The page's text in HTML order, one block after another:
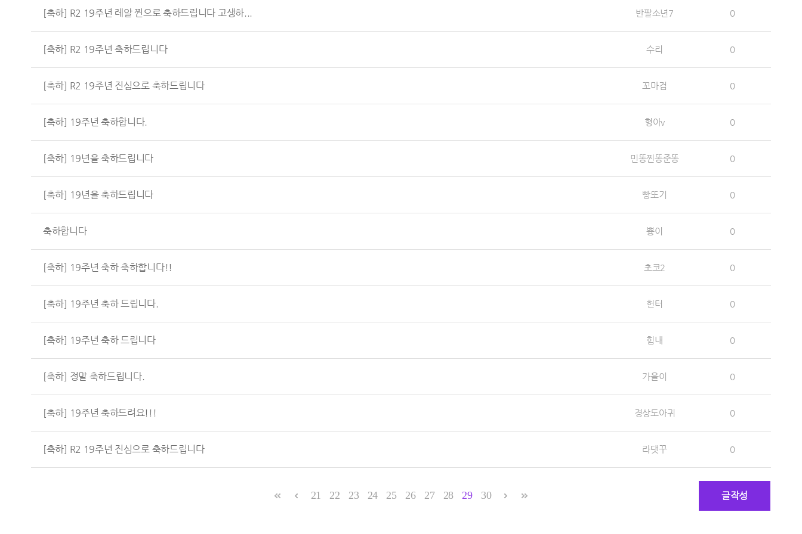
[축하] R2 19주년 레알 찐으로 축하드립니다 고생하... 반팔소년7 0
[축하] R2 19주년 축하드립니다 수리 0
[축하] R2 19주년 진심으로 축하드립니다 꼬마검 0
[축하] 19주년 축하합니다. 형아v 0
[축하] 19년을 축하드립니다 민똥찐똥준똥 0
[축하] 19년을 축하드립니다 빵또기 0
축하합니다 쁑이 0
[축하] 19주년 축하 축하합니다!! 초코2 0
[축하] 19주년 축하 드립니다. 헌터 0
[축하] 19주년 축하 드립니다 힘내 0
[축하] 정말 축하드립니다. 가을이 0
[축하] 19주년 축하드려요!!! 경상도아귀 0
[축하] R2 19주년 진심으로 축하드립니다 라댓꾸 0
21 22 23 24 25 26 27 28 29 30 글작성